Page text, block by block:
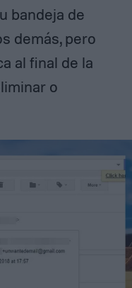
bandeja de
demás, pero
al final de la
o